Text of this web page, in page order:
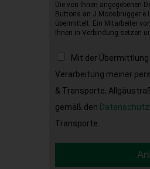
Die von Ihnen angegebenen
Buttons an J.Moosbrugger
übermittelt. Ein Mitarbeiter
Ihnen in Verbindung setzen
Mit der
Verarbeitung meiner
& Transporte,
gemäß den
Transporte.